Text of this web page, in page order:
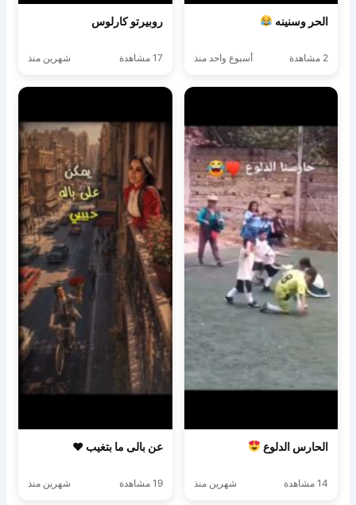
الحر وسنينه
2 مشاهدة أسبوع واحد منذ
روبيرتو كارلوس
17 مشاهدة شهرين منذ
الحارس الدلوع
14 مشاهدة شهرين منذ
عن بالى ما بتغيب ♥️
19 مشاهدة شهرين منذ